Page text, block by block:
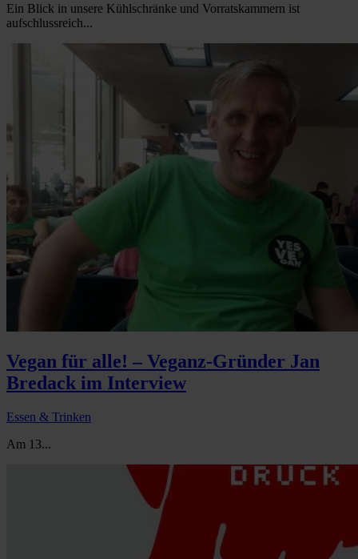
Ein Blick in unsere Kühlschränke und Vorratskammern ist
aufschlussreich...
Vegan für alle! – Veganz-Gründer Jan
Bredack im Interview
Essen & Trinken
Am 13...